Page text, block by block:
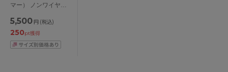
マー） ノンワイヤー
5,500 円 (税込)
250pt獲得